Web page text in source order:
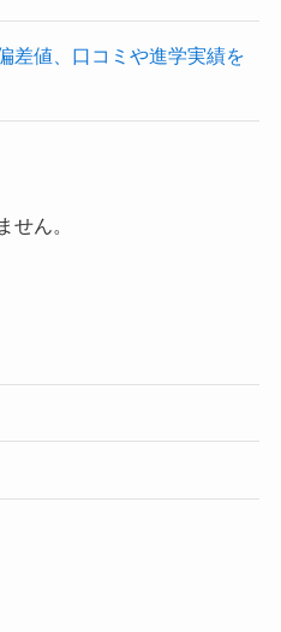
差値、口コミや進学実績を
せん。